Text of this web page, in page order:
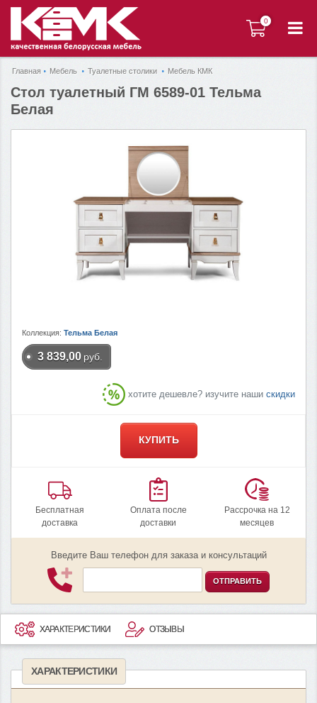
0
0
Главная Мебель Туалетные столики Мебель КМК
Стол туалетный ГМ 6589-01 Тельма
Белая
Коллекция: Тельма Белая
3 839,00 руб.
хотите дешевле? изучите наши скидки
КУПИТЬ
Бесплатная
доставка
Оплата после
доставки
Рассрочка на 12
месяцев
Введите Ваш телефон для заказа и консультаций
ОТПРАВИТЬ
ХАРАКТЕРИСТИКИ ОТЗЫВЫ
ХАРАКТЕРИСТИКИ